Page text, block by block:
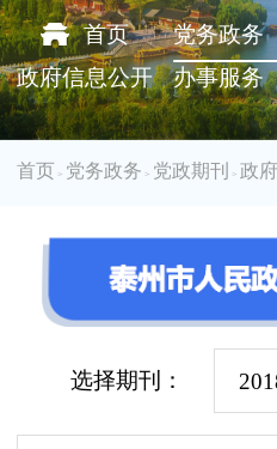
首页 党务政务
政府信息公开
办事服务
首页 > 党务政务 > 党政期刊 > 政
选择期刊：